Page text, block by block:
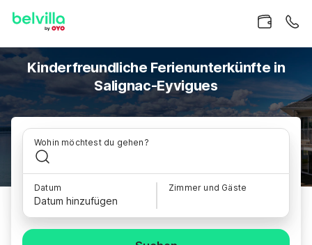
Kinderfreundliche Ferienunterkünfte in
Salignac-Eyvigues
Wohin möchtest du gehen?
Datum
Datum hinzufügen
Zimmer und Gäste